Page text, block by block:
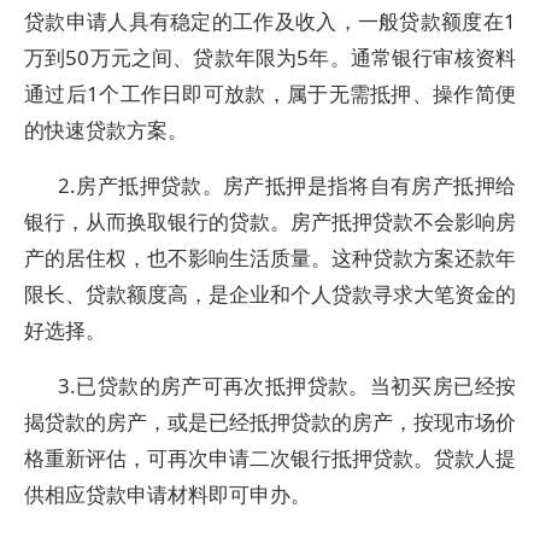
贷款申请人具有稳定的工作及收入，一般贷款额度在1
万到50万元之间、贷款年限为5年。通常银行审核资料
通过后1个工作日即可放款，属于无需抵押、操作简便
的快速贷款方案。
2.房产抵押贷款。房产抵押是指将自有房产抵押给
银行，从而换取银行的贷款。房产抵押贷款不会影响房
产的居住权，也不影响生活质量。这种贷款方案还款年
限长、贷款额度高，是企业和个人贷款寻求大笔资金的
好选择。
3.已贷款的房产可再次抵押贷款。当初买房已经按
揭贷款的房产，或是已经抵押贷款的房产，按现市场价
格重新评估，可再次申请二次银行抵押贷款。贷款人提
供相应贷款申请材料即可申办。